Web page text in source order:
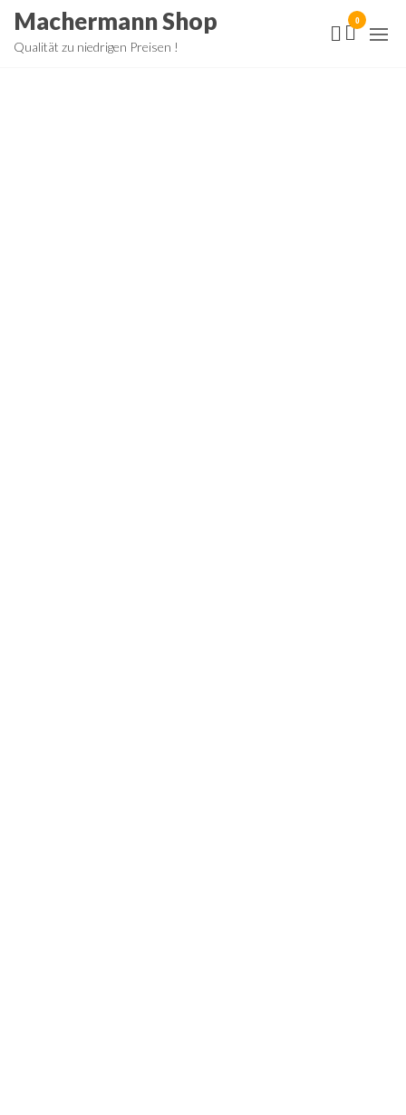
ZumMachermann Shop
Qualität zu niedrigen Preisen !
0